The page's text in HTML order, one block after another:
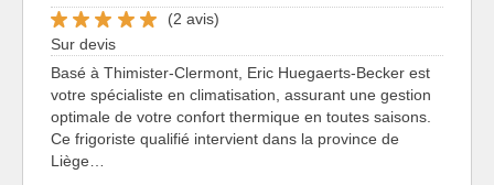
(2 avis)
Sur devis
Basé à Thimister-Clermont, Eric Huegaerts-Becker est
votre spécialiste en climatisation, assurant une gestion
optimale de votre confort thermique en toutes saisons.
Ce frigoriste qualifié intervient dans la province de
Liège…